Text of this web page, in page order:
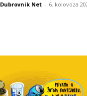
Dubrovnik Net - 6. kolovoza